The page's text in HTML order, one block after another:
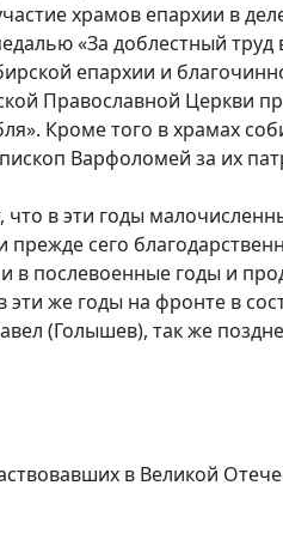
храмов епархии в
«За доблестный
епархии и
Православной Церкви
Кроме того в храмах
Варфоломей за их
в эти годы
сего
послевоенные годы и
же годы на фронте в
(Голышев), так же
в Великой